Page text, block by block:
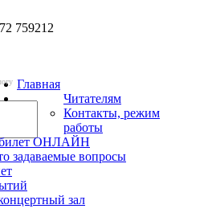
759212
Главная
Читателям
Контакты, режим
работы
билет ОНЛАЙН
задаваемые вопросы
зал